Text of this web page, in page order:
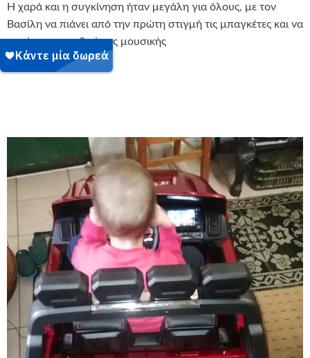
Η χαρά και η συγκίνηση ήταν μεγάλη για όλους, με τον
Βασίλη να πιάνει από την πρώτη στιγμή τις μπαγκέτες και να
μπαίνει στο ρυθμό της μουσικής
Περισσότερα